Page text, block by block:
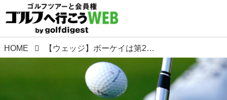
HOME 【ウェッジ】ボーケイは第2位。新作ウェッジ・スピン量ランキング。中上級者向け6モデルを花道とラフから試打計測